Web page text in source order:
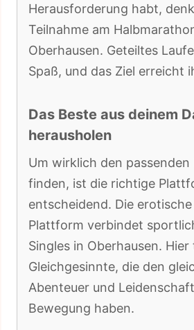
Herausforderung habt,
Teilnahme am
Oberhausen. Geteiltes
Spaß, und das Ziel erreicht
Das Beste aus deinem
herausholen
Um wirklich den passenden
finden, ist die richtige
entscheidend. Die
Plattform verbindet
Singles in Oberhausen.
Gleichgesinnte, die den
Abenteuer und
Bewegung haben.